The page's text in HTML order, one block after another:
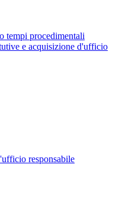
tempi procedimentali
e acquisizione d'ufficio
responsabile